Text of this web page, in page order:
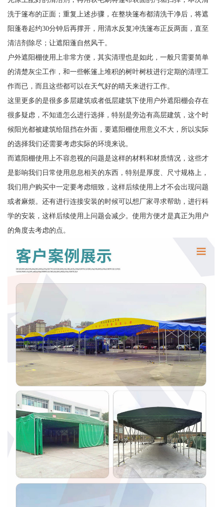
洗于篷布的正面；重复上述步骤，在整块篷布都清洗干净后，将遮
阳蓬卷起约30分钟后再撑开，用清水反复冲洗篷布正反两面，直至
清洁剂除尽；让遮阳蓬自然风干。
户外遮阳棚使用上非常方便，其实清理也是如此，一般只需要简单
的清楚灰尘工作，和一些帐篷上堆积的树叶树枝进行定期的清理工
作而已，而且这些都可以在天气好的晴天来进行工作。
这里更多的是很多多层建筑或者低层建筑下使用户外遮阳棚会存在
很多疑虑，不知道怎么进行选择，特别是旁边有高层建筑，这个时
候阳光都被建筑给阻挡在外面，要遮阳棚使用意义不大，所以实际
的选择我们还需要考虑实际的环境来说。
而遮阳棚使用上不容忽视的问题是这样的材料和材质情况，这些才
是影响我们日常使用息息相关的东西，特别是厚度、尺寸规格上，
我们用户购买中一定要考虑细致，这样后续使用上才不会出现问题
或者麻烦。还有进行连接安装的时候可以想厂家寻求帮助，进行科
学的安装，这样后续使用上问题会减少。使用方便才是真正为用户
的角度去考虑的点。